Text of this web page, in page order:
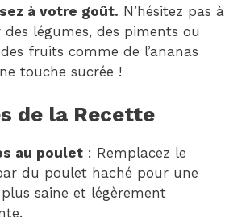
à votre goût. N’hésitez pas à
des légumes, des piments ou
fruits comme de l’ananas
touche sucrée !
de la Recette
au poulet : Remplacez le
du poulet haché pour une
saine et légèrement